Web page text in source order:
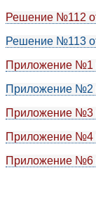
Решение №112
Решение №113
Приложение №1
Приложение №2
Приложение №3
Приложение №4
Приложение №6